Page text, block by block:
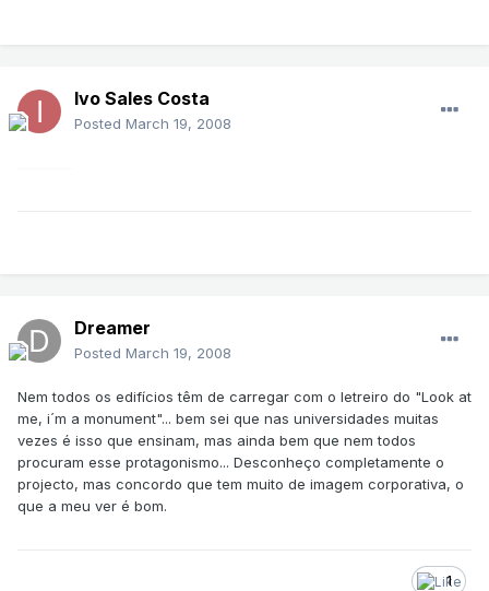
Ivo Sales Costa
Posted March 19, 2008
Dreamer
Posted March 19, 2008
Nem todos os edifícios têm de carregar com o letreiro do "Look at
me, i´m a monument"... bem sei que nas universidades muitas
vezes é isso que ensinam, mas ainda bem que nem todos
procuram esse protagonismo... Desconheço completamente o
projecto, mas concordo que tem muito de imagem corporativa, o
que a meu ver é bom.
1